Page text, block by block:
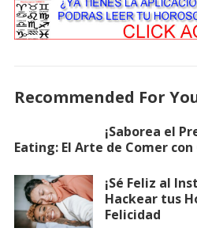
Recommended For
¡Saborea el
Eating: El Arte de Comer
¡Sé Feliz al
Hackear tus
Felicidad